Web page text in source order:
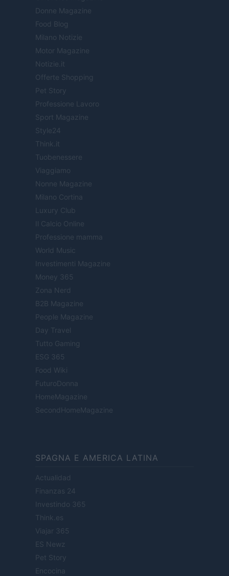
Donne Magazine
Food Blog
Milano Notizie
Motor Magazine
Notizie.it
Offerte Shopping
Pet Story
Professione Lavoro
Sport Magazine
Style24
Think.it
Tuobenessere
Viaggiamo
Nonne Magazine
Milano Cortina
Luxury Club
Il Calcio Online
Professione mamma
World Music
Investimenti Magazine
Money 365
Zona Nerd
B2B Magazine
People Magazine
Day Travel
Tutto Gaming
ESG 365
Food Wiki
FuturoDonna
HomeMagazine
SecondHomeMagazine
SPAGNA E AMERICA LATINA
Actualidad
Finanzas 24
Investindo 365
Think.es
Viajar 365
ES Newz
Pet Story
Encocina